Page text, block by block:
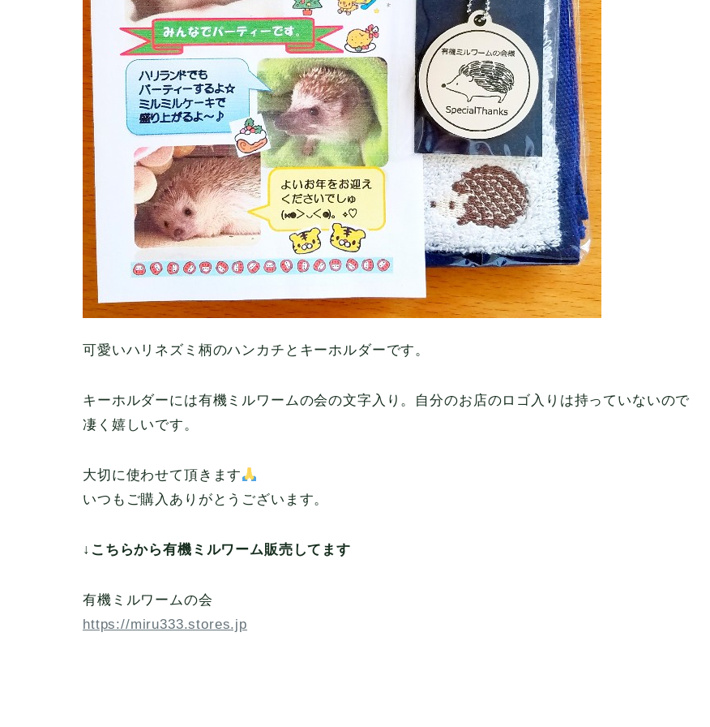
可愛いハリネズミ柄のハンカチとキーホルダーです。
キーホルダーには有機ミルワームの会の文字入り。自分のお店のロゴ入りは持っていないので
凄く嬉しいです。
大切に使わせて頂きます
いつもご購入ありがとうございます。
↓こちらから有機ミルワーム販売してます
有機ミルワームの会
https://miru333.stores.jp